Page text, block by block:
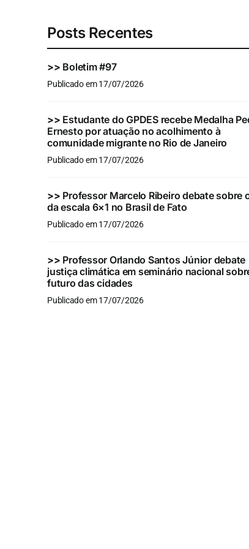
Posts Recentes
>> Boletim #97
Publicado em 17/07/2026
>> Estudante do GPDES recebe Medalha
Ernesto por atuação no acolhimento à
comunidade migrante no Rio de Janeiro
Publicado em 17/07/2026
>> Professor Marcelo Ribeiro debate sobre
da escala 6×1 no Brasil de Fato
Publicado em 17/07/2026
>> Professor Orlando Santos Júnior debate
justiça climática em seminário nacional
futuro das cidades
Publicado em 17/07/2026